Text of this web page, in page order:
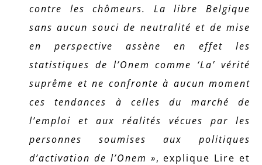
contre les chômeurs. La libre Belgique
sans aucun souci de neutralité et de mise
en perspective assène en effet les
statistiques de l’Onem comme ‘La’ vérité
suprême et ne confronte à aucun moment
ces tendances à celles du marché de
l’emploi et aux réalités vécues par les
personnes soumises aux politiques
d’activation de l’Onem », explique Lire et